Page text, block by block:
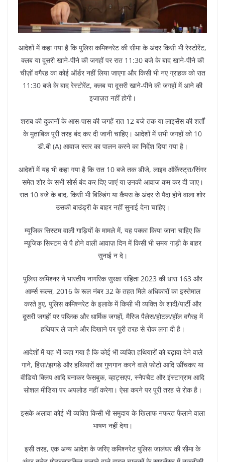
आदेशों में कहा गया है कि पुलिस कमिश्नरेट की सीमा के अंदर किसी भी रेस्टोरेंट,
क्लब या दूसरी खाने-पीने की जगहों पर रात 11:30 बजे के बाद खाने-पीने की
चीज़ों वगैरह का कोई ऑर्डर नहीं लिया जाएगा और किसी भी नए ग्राहक को रात
11:30 बजे के बाद रेस्टोरेंट, क्लब या दूसरी खाने-पीने की जगहों में आने की
इजाज़त नहीं होगी।
शराब की दुकानों के आस-पास की जगहें रात 12 बजे तक या लाइसेंस की शर्तों
के मुताबिक पूरी तरह बंद कर दी जानी चाहिए। आदेशों में सभी जगहों को 10
डी.बी (A) आवाज स्तर का पालन करने का निर्देश दिया गया है।
आदेशों में यह भी कहा गया है कि रात 10 बजे तक डीजे, लाइव ऑर्केस्ट्रा/सिंगर
समेत शोर के सभी सोर्स बंद कर दिए जाएं या उनकी आवाज कम कर दी जाए।
रात 10 बजे के बाद, किसी भी बिल्डिंग या कैंपस के अंदर से पैदा होने वाला शोर
उसकी बाउंड्री के बाहर नहीं सुनाई देना चाहिए।
म्यूजिक सिस्टम वाली गाड़ियों के मामले में, यह पक्का किया जाना चाहिए कि
म्यूजिक सिस्टम से पै होने वाली आवाज़ दिन में किसी भी समय गाड़ी के बाहर
सुनाई न दे।
पुलिस कमिश्नर ने भारतीय नागरिक सुरक्षा संहिता 2023 की धारा 163 और
आर्म्स रूल्स, 2016 के रूल नंबर 32 के तहत मिले अधिकारों का इस्तेमाल
करते हुए, पुलिस कमिश्नरेट के इलाके में किसी भी व्यक्ति के शादी/पार्टी और
दूसरी जगहों पर पब्लिक और धार्मिक जगहों, मैरिज पैलेस/होटल/हॉल वगैरह में
हथियार ले जाने और दिखाने पर पूरी तरह से रोक लगा दी है।
आदेशों में यह भी कहा गया है कि कोई भी व्यक्ति हथियारों को बढ़ावा देने वाले
गाने, हिंसा/झगड़े और हथियारों का गुणगान करने वाले फोटो आदि खींचकर या
वीडियो क्लिप आदि बनाकर फेसबुक, व्हाट्सएप, स्नैपचैट और इंस्टाग्राम आदि
सोशल मीडिया पर अपलोड नहीं करेगा। ऐसा करने पर पूरी तरह से रोक है।
इसके अलावा कोई भी व्यक्ति किसी भी समुदाय के खिलाफ नफरत फैलाने वाला
भाषण नहीं देगा।
इसी तरह, एक अन्य आदेश के जरिए कमिश्नरेट पुलिस जालंधर की सीमा के